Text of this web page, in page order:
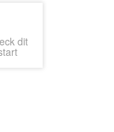
dit